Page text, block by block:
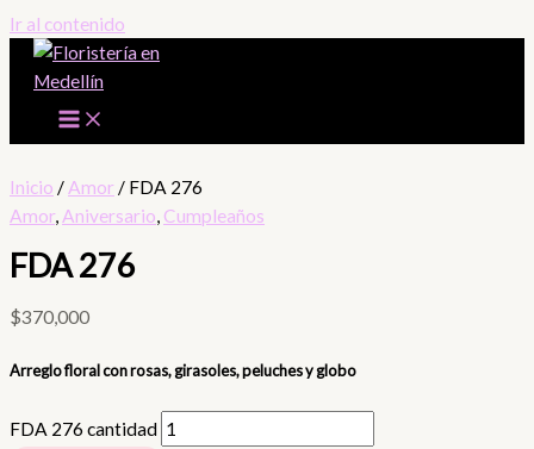
Ir al contenido
Inicio / Amor/ FDA 276
Amor, Aniversario, Cumpleaños
FDA 276
$370,000
Arreglo floral con rosas, girasoles, peluches y globo
FDA 276 cantidad